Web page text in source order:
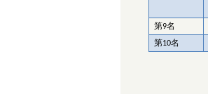
第9名
第10名